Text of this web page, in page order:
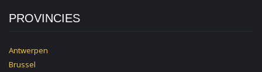
PROVINCIES
Antwerpen
Brussel